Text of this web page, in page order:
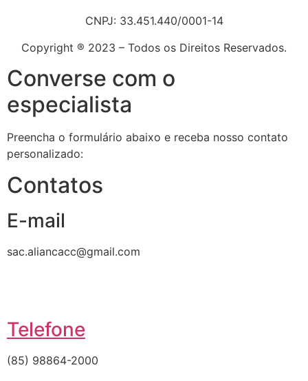
CNPJ: 33.451.440/0001-14
Copyright ® 2023 – Todos os Direitos Reservados.
Converse com o
especialista
Preencha o formulário abaixo e receba nosso contato
personalizado:
Contatos
E-mail
sac.aliancacc@gmail.com
Telefone
(85) 98864-2000